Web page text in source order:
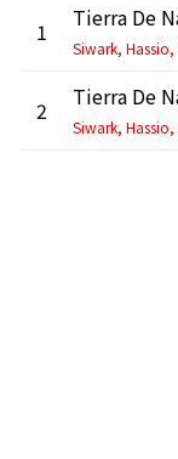
1
Siwark, Hassio,
2
Siwark, Hassio,